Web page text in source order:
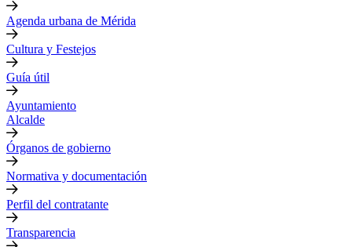
Agenda urbana de Mérida
Cultura y Festejos
Guía útil
Ayuntamiento
Alcalde
Órganos de gobierno
Normativa y documentación
Perfil del contratante
Transparencia